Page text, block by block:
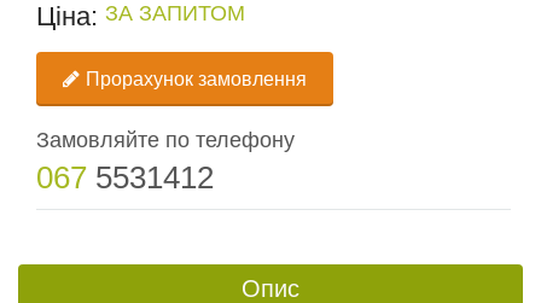
Ціна: ЗА ЗАПИТОМ
Прорахунок замовлення
Замовляйте по телефону
067 5531412
Опис